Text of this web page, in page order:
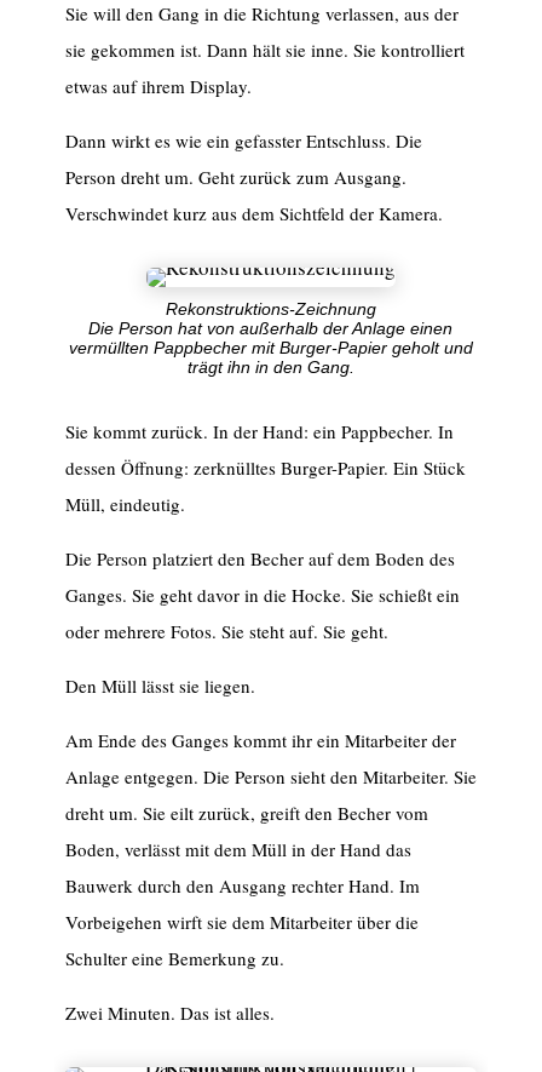
Sie will den Gang in die Richtung verlassen, aus der
sie gekommen ist. Dann hält sie inne. Sie kontrolliert
etwas auf ihrem Display.
Dann wirkt es wie ein gefasster Entschluss. Die
Person dreht um. Geht zurück zum Ausgang.
Verschwindet kurz aus dem Sichtfeld der Kamera.
Rekonstruktions-Zeichnung
Die Person hat von außerhalb der Anlage einen
vermüllten Pappbecher mit Burger-Papier geholt und
trägt ihn in den Gang.
Sie kommt zurück. In der Hand: ein Pappbecher. In
dessen Öffnung: zerknülltes Burger-Papier. Ein Stück
Müll, eindeutig.
Die Person platziert den Becher auf dem Boden des
Ganges. Sie geht davor in die Hocke. Sie schießt ein
oder mehrere Fotos. Sie steht auf. Sie geht.
Den Müll lässt sie liegen.
Am Ende des Ganges kommt ihr ein Mitarbeiter der
Anlage entgegen. Die Person sieht den Mitarbeiter. Sie
dreht um. Sie eilt zurück, greift den Becher vom
Boden, verlässt mit dem Müll in der Hand das
Bauwerk durch den Ausgang rechter Hand. Im
Vorbeigehen wirft sie dem Mitarbeiter über die
Schulter eine Bemerkung zu.
Zwei Minuten. Das ist alles.